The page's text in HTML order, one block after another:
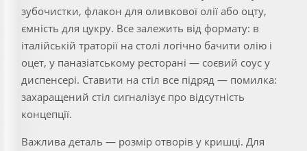
зубочистки, флакон для оливкової олії або оцту,
ємність для цукру. Все залежить від формату: в
італійській траторії на столі логічно бачити олію і
оцет, у паназіатському ресторані — соєвий соус у
диспенсері. Ставити на стіл все підряд — помилка:
захаращений стіл сигналізує про відсутність
концепції.
Важлива деталь — розмір отворів у кришці. Для